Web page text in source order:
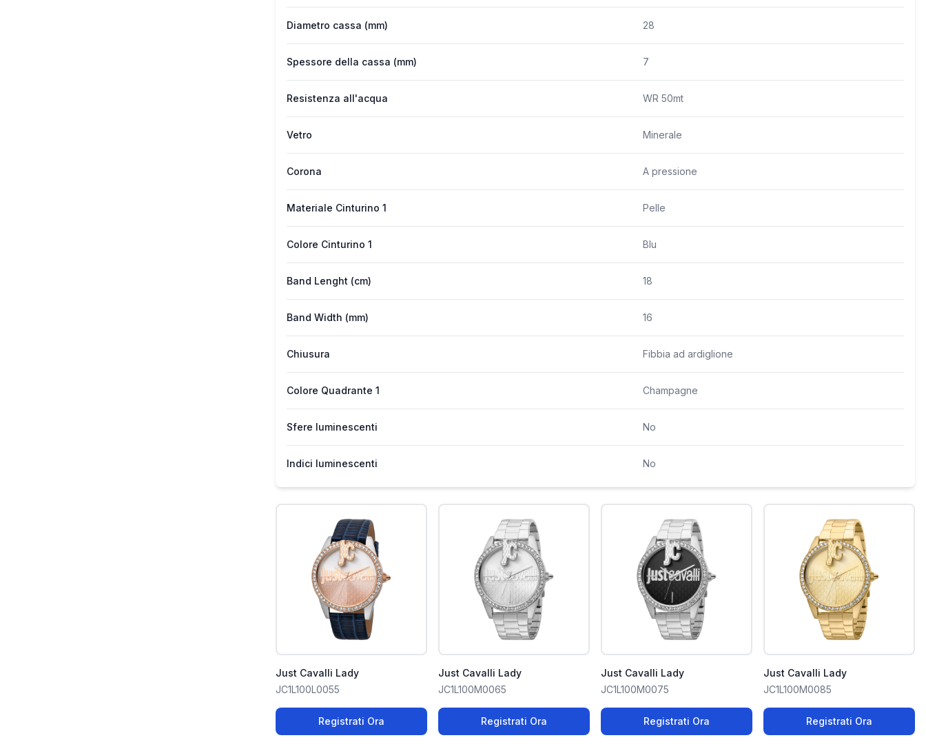
Diametro cassa (mm) 28
Spessore della cassa (mm) 7
Resistenza all'acqua WR 50mt
Vetro Minerale
Corona A pressione
Materiale Cinturino 1 Pelle
Colore Cinturino 1 Blu
Band Lenght (cm) 18
Band Width (mm) 16
Chiusura Fibbia ad ardiglione
Colore Quadrante 1 Champagne
Sfere luminescenti No
Indici luminescenti No
Just Cavalli Lady
JC1L100L0055
Registrati Ora
Just Cavalli Lady
JC1L100M0065
Registrati Ora
Just Cavalli Lady
JC1L100M0075
Registrati Ora
Just Cavalli Lady
JC1L100M0085
Registrati Ora